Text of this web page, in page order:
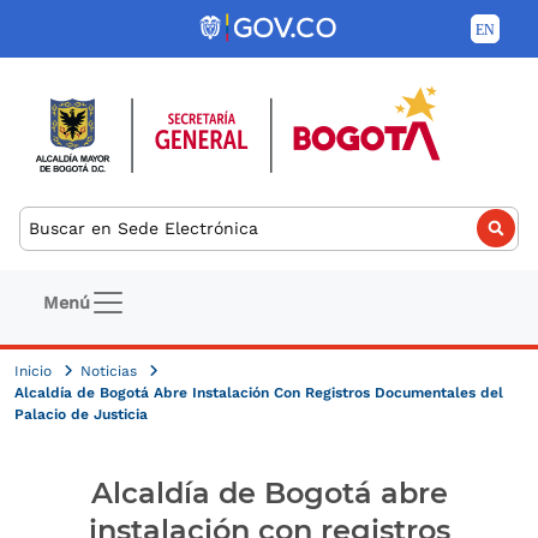
Pasar al contenido principal
Buscar
Navegación principal
Menú
Inicio
Noticias
Alcaldía de Bogotá Abre Instalación Con Registros Documentales del
Palacio de Justicia
Alcaldía de Bogotá abre
instalación con registros